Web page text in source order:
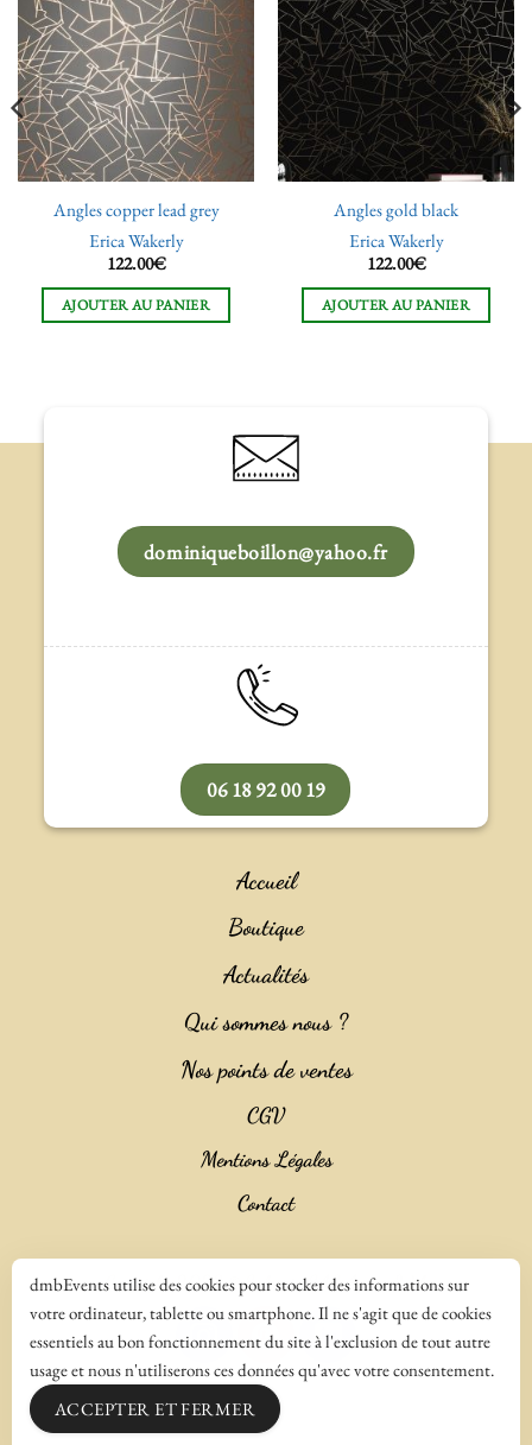
Ajouter
à la liste
de
souhaits
Angles copper lead grey
Erica Wakerly
122.00€
AJOUTER AU PANIER
Ajouter
à la liste
de
souhaits
Angles gold black
Erica Wakerly
122.00€
AJOUTER AU PANIER
dominiqueboillon@yahoo.fr
06 18 92 00 19
Accueil
Boutique
Actualités
Qui sommes nous ?
Nos points de ventes
CGV
Mentions Légales
Contact
Copyright 2023 ©Salencia SAS Agence Web
dmbEvents utilise des cookies pour stocker des informations sur
votre ordinateur, tablette ou smartphone. Il ne s'agit que de cookies
essentiels au bon fonctionnement du site à l'exclusion de tout autre
usage et nous n'utiliserons ces données qu'avec votre consentement.
ACCEPTER ET FERMER